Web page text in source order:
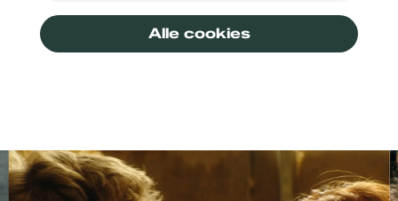
Alle cookies
Overslaan